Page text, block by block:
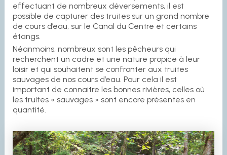
effectuant de nombreux déversements, il est
possible de capturer des truites sur un grand nombre
de cours d’eau, sur le Canal du Centre et certains
étangs.
Néanmoins, nombreux sont les pêcheurs qui
recherchent un cadre et une nature propice à leur
loisir et qui souhaitent se confronter aux truites
sauvages de nos cours d’eau. Pour cela il est
important de connaitre les bonnes rivières, celles où
les truites « sauvages » sont encore présentes en
quantité.